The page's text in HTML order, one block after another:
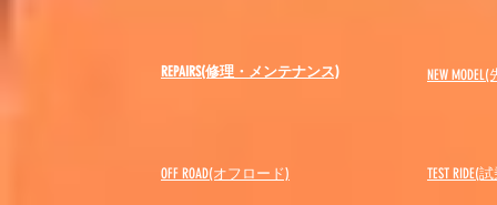
REPAIRS(修理・メンテナンス) NEW MODEL(
OFF ROAD(オフロード) ​TEST RIDE(